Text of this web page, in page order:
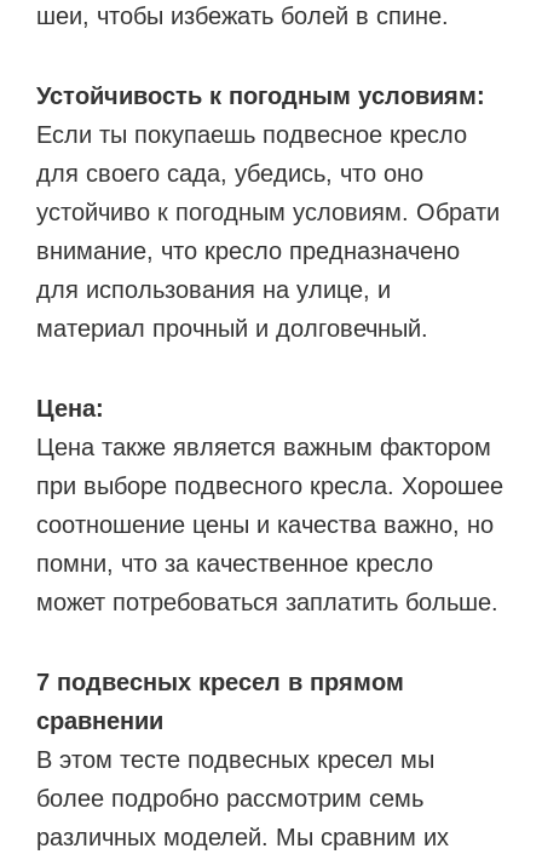
шеи, чтобы избежать болей в спине.
Устойчивость к погодным условиям:
Если ты покупаешь подвесное кресло
для своего сада, убедись, что оно
устойчиво к погодным условиям. Обрати
внимание, что кресло предназначено
для использования на улице, и
материал прочный и долговечный.
Цена:
Цена также является важным фактором
при выборе подвесного кресла. Хорошее
соотношение цены и качества важно, но
помни, что за качественное кресло
может потребоваться заплатить больше.
7 подвесных кресел в прямом
сравнении
В этом тесте подвесных кресел мы
более подробно рассмотрим семь
различных моделей. Мы сравним их